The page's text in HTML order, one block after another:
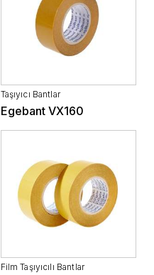
Taşıyıcı Bantlar
Egebant VX160
Film Taşıyıcılı Bantlar